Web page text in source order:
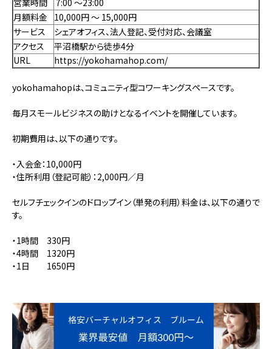
営業時間
7:00 ～23:00
月額料金
10,000円 〜 15,000円
サービス
シェアオフィス、法人登記、受付対応、会議室
アクセス
平沼橋駅から徒歩4分
URL
https://yokohamahop.com/
yokohamahopは、コミュニティ型コワーキングスペースです。
毎月スモールビジネスの助けとなるイベントを開催しています。
初期費用は、以下の通りです。
・入会金：10,000円
・住所利用（登記可能）：2,000円／月
セルフチェックインのドロップイン（単発の利用）料金は、以下の通りで
す。
・1時間 330円
・4時間 1320円
・1日 1650円